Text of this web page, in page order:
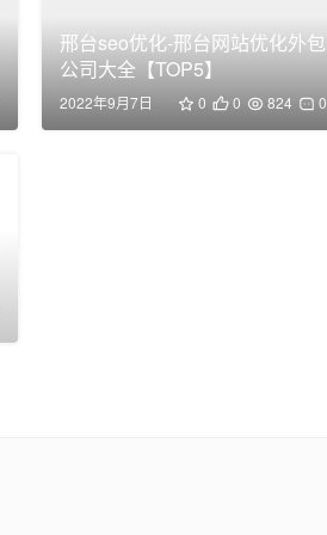
邢台seo优化-邢台网站优化外包
公司大全【TOP5】
2022年9月7日 0 0 824 0